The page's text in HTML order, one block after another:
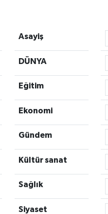
Asayiş
DÜNYA
Eğitim
Ekonomi
Gündem
Kültür sanat
Sağlık
Siyaset